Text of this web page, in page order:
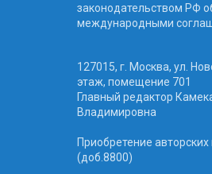
законодательством РФ
международными
127015, г. Москва, ул.
этаж, помещение 701
Главный редактор
Владимировна
Приобретение
(доб.8800)